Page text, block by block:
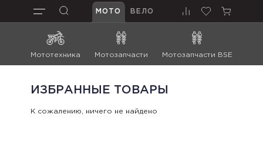
МОТО ВЕЛО
Мототехника Мотозапчасти Мотозапчасти BSE
ИЗБРАННЫЕ ТОВАРЫ
К сожалению, ничего не найдено